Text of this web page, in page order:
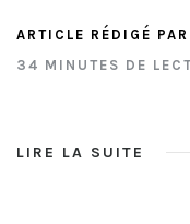
ARTICLE RÉDIGÉ
34 MINUTES DE
LIRE LA SUITE